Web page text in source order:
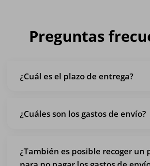
Preguntas
¿Cuál es el plazo de entrega?
¿Cuáles son los gastos de envío?
¿También es posible recoger un